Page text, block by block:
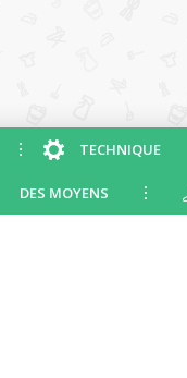
TECHNIQUE
DES MOYENS